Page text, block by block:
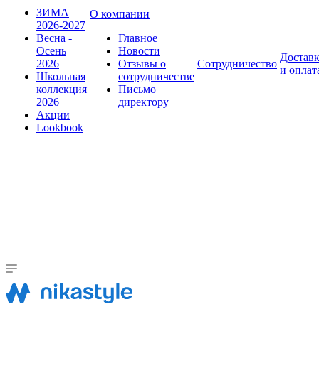
ЗИМА
2026-2027
Весна -
Осень
2026
Школьная
коллекция
2026
Акции
Lookbook
О компании
Главное
Новости
Отзывы о
сотрудничестве
Письмо
директору
Сотрудничество
и